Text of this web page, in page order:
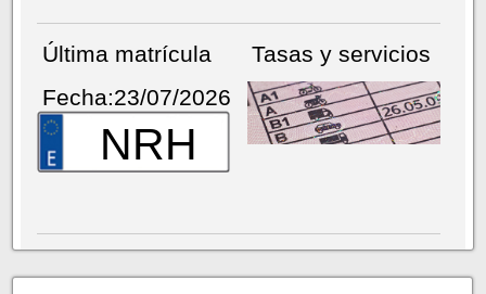
Última matrícula
Fecha:23/07/2026
NRH
Tasas y servicios